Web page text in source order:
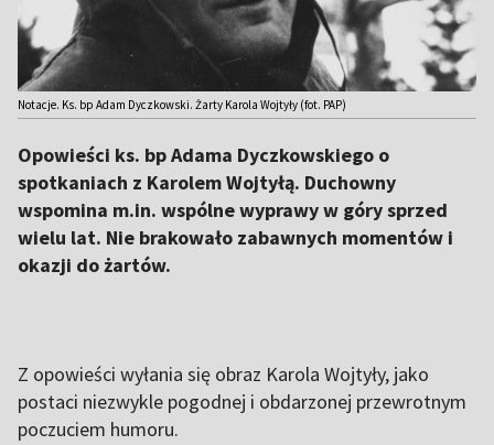
Notacje. Ks. bp Adam Dyczkowski. Żarty Karola Wojtyły (fot. PAP)
Opowieści ks. bp Adama Dyczkowskiego o
spotkaniach z Karolem Wojtyłą. Duchowny
wspomina m.in. wspólne wyprawy w góry sprzed
wielu lat. Nie brakowało zabawnych momentów i
okazji do żartów.
Z opowieści wyłania się obraz Karola Wojtyły, jako
postaci niezwykle pogodnej i obdarzonej przewrotnym
poczuciem humoru.